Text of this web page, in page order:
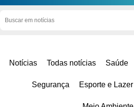
Notícias Todas notícias Saúde
Segurança Esporte e Lazer